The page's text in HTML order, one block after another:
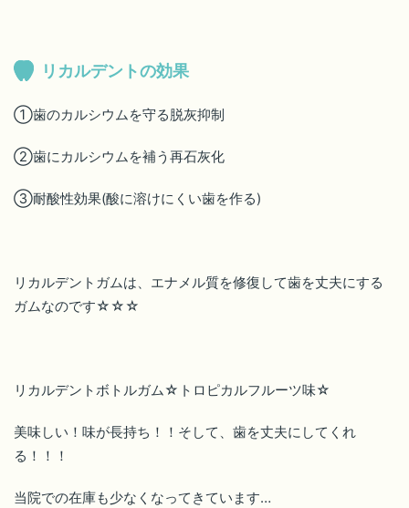
リカルデントの効果
①歯のカルシウムを守る脱灰抑制
②歯にカルシウムを補う再石灰化
③耐酸性効果(酸に溶けにくい歯を作る)
リカルデントガムは、エナメル質を修復して歯を丈夫にする
ガムなのです☆☆☆
リカルデントボトルガム☆トロピカルフルーツ味☆
美味しい！味が長持ち！！そして、歯を丈夫にしてくれ
る！！！
当院での在庫も少なくなってきています…